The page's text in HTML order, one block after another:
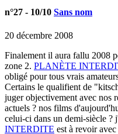
n°27 - 10/10 Sans nom
20 décembre 2008
Finalement il aura fallu 2008
zone 2. PLANÈTE
obligé pour tous vrais
Certains le qualifient de
juger objectivement avec nos
actuels ? nos films
celui-ci dans un demi-siècle ?
INTERDITE est à revoir